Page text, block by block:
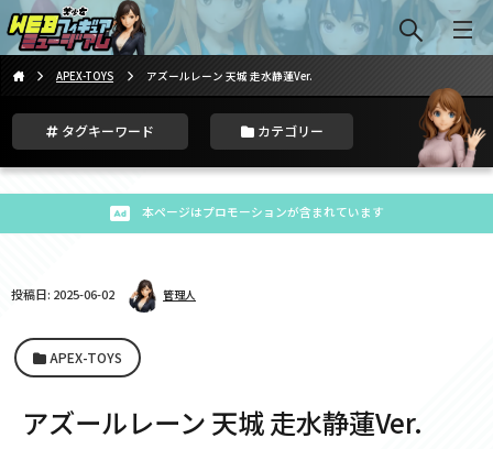
APEX-TOYS アズールレーン 天城 走水静蓮Ver.
タグキーワード カテゴリー
本ページはプロモーションが含まれています
投稿日: 2025-06-02 管理人
APEX-TOYS
アズールレーン 天城 走水静蓮Ver.